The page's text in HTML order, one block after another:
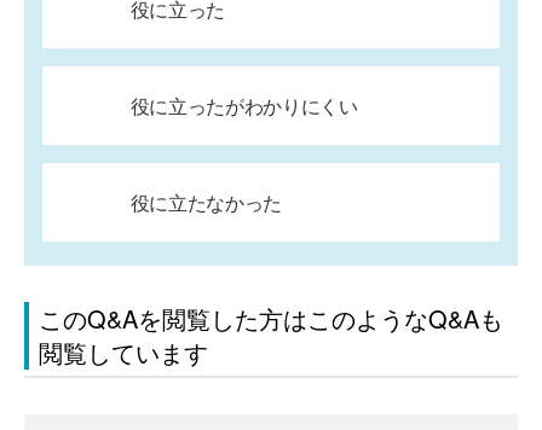
役に立った
役に立ったがわかりにくい
役に立たなかった
このQ&Aを閲覧した方はこのようなQ&Aも
閲覧しています